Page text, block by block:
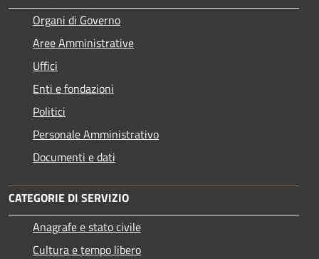
Organi di Governo
Aree Amministrative
Uffici
Enti e fondazioni
Politici
Personale Amministrativo
Documenti e dati
CATEGORIE DI SERVIZIO
Anagrafe e stato civile
Cultura e tempo libero